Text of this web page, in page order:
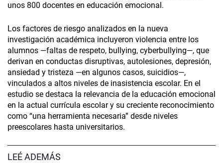
unos 800 docentes en educación emocional.
Los factores de riesgo analizados en la nueva
investigación académica incluyeron violencia entre los
alumnos —faltas de respeto, bullying, cyberbullying—, que
derivan en conductas disruptivas, autolesiones, depresión,
ansiedad y tristeza —en algunos casos, suicidios—,
vinculados a altos niveles de inasistencia escolar. En el
estudio se destaca la relevancia de la educación emocional
en la actual currícula escolar y su creciente reconocimiento
como “una herramienta necesaria” desde niveles
preescolares hasta universitarios.
LEÉ ADEMÁS